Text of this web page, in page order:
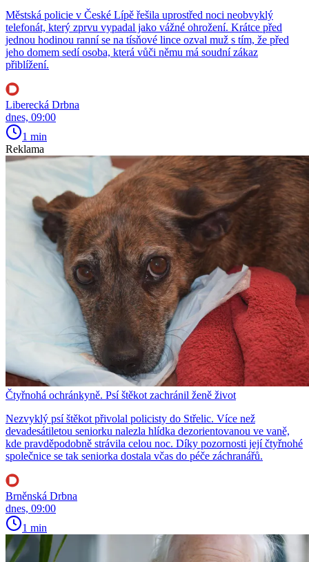
Městská policie v České Lípě řešila uprostřed noci neobvyklý
telefonát, který zprvu vypadal jako vážné ohrožení. Krátce před
jednou hodinou ranní se na tísňové lince ozval muž s tím, že před
jeho domem sedí osoba, která vůči němu má soudní zákaz
přiblížení.
Liberecká Drbna
dnes, 09:00
1 min
Reklama
Čtyřnohá ochránkyně. Psí štěkot zachránil ženě život
Nezvyklý psí štěkot přivolal policisty do Střelic. Více než
devadesátiletou seniorku nalezla hlídka dezorientovanou ve vaně,
kde pravděpodobně strávila celou noc. Díky pozornosti její čtyřnohé
společnice se tak seniorka dostala včas do péče záchranářů.
Brněnská Drbna
dnes, 09:00
1 min